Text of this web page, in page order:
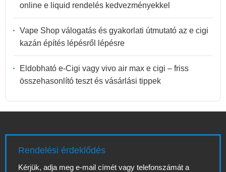
online e liquid rendelés kedvezményekkel
Vape Shop válogatás és gyakorlati útmutató az e cigi
kazán építés lépésről lépésre
Eldobható e-Cigi vagy vivo air max e cigi – friss
összehasonlító teszt és vásárlási tippek
Rendelési érdeklődés
Kérjük, adja meg e-mail címét vagy telefonszámát a